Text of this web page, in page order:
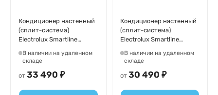
Кондиционер настенный
(сплит-система)
Electrolux Smartline
В наличии на удаленном
складе
от 33 490 ₽
Кондиционер настенный
(сплит-система)
Electrolux Smartline
В наличии на удаленном
складе
от 30 490 ₽